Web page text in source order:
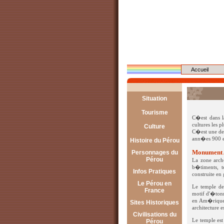
Accueil
Situation
Géographie
Démographie
Tourisme
Lima
Arequipa
Cajamarca
Chiclayo
Cusco
Huaraz
Puno
Culture
Tradition
Artisanat
Musique
Danses :
La Marinera
Le Huayno
Histoire du Pérou
Pré-hispanique
Personnages du
Pérou
Les 13 Incas
Atahualpa
Manco Capac
Pachacutec
Francisco Pizarro
Infos Pratiques
En France
Le Pérou en
France
Administration
Restaurants
Sites Historiques
Chan Chan
Civilisations du
Pérou
C�est dans
cultures les
C�est une
ann�es 900
La zone
b�timents,
construite en
Le temple
motif
en
architecture
Le temple